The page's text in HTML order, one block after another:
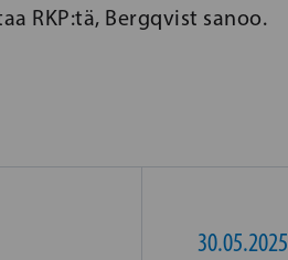
RKP:tä, Bergqvist sanoo.
30.05.2025